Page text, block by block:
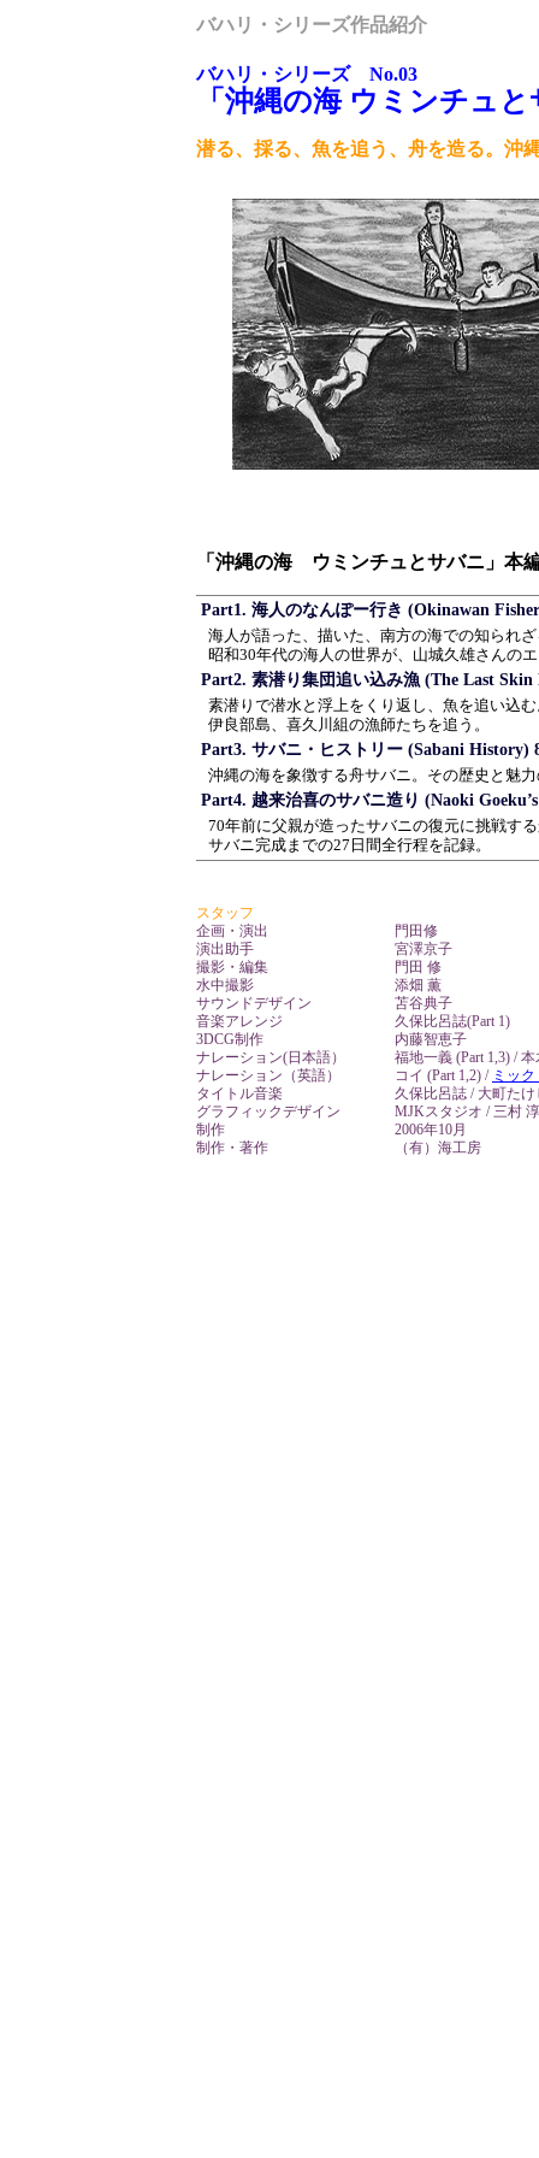
バハリ・シリーズ作品紹介
バハリ・シリーズ No.03
「沖縄の海 ウミンチュ
潜る、採る、魚を追う、舟を造る。沖
「沖縄の海 ウミンチュとサバニ」本
Part1. 海人のなんぽー行き (Okinawan
海人が語った、描いた、南方の海での知られ
昭和30年代の海人の世界が、山城久雄さんの
Part2. 素潜り集団追い込み漁 (The Last
素潜りで潜水と浮上をくり返し、魚を追い込
伊良部島、喜久川組の漁師たちを追う。
Part3. サバニ・ヒストリー (Sabani History)
沖縄の海を象徴する舟サバニ。その歴史と魅
Part4. 越来治喜のサバニ造り (Naoki
70年前に父親が造ったサバニの復元に挑戦す
サバニ完成までの27日間全行程を記録。
スタッフ
企画・演出
門田修
演出助手
宮澤京子
撮影・編集
門田 修
水中撮影
添畑 薫
サウンドデザイン
苫谷典子
音楽アレンジ
久保比呂誌(Part 1)
3DCG制作
内藤智恵子
ナレーション(日本語）
福地一義 (Part 1,3) /
ナレーション（英語）
コイ (Part 1,2) / ミッ
タイトル音楽
久保比呂誌 / 大町たけ
グラフィックデザイン
MJKスタジオ / 三村
制作
2006年10月
制作・著作
（有）海工房